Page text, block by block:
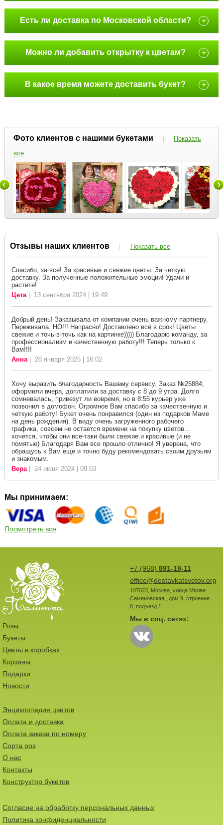
Есть ли доставка по Московской области? +
Можно ли добавить открытку к цветам? +
В какое время можете доставить букет? +
Фото клиентов с нашими букетами |
Показать
все
Отзывы наших клиентов | Показать все
Спасибо, за все! За красивые и свежие цветы. За четкую
доставку. За полученные положительные эмоции! Удачи и
растите!
Цета| 13 сентября 2024 | 19:49
Добрый день! Заказывала от компании очень важному партнеру.
Переживала. НО!!! Напрасно! Доставлено всё в срок! Цветы
свежие и точь-в-точь как на картинке))))) Благодарю команду, за
профессионализм и качественную работу!!! Теперь только к
Вам!!!!
Анна| 28 января 2025 | 16:02
Хочу выразить благодарность Вашему сервису. Заказ №25884,
оформили вчера, доплатили за доставку с 8 до 9 утра. Долго
сомневалась, привезут ли вовремя, но в 8:55 курьер уже
позвонил в домофон. Огромное Вам спасибо за качественную и
четкую работу! Букет очень понравился (один из подарков Маме
на день рождения). В виду очень загруженного рабочего
графика, совсем не остается времени на покупку цветов...
хочется, чтобы они все-таки были свежие и красивые (и не
помятые) Благодаря Вам все прошло отлично! Я уверена, что
обращусь к Вам еще и точно буду рекомендовать своим друзьям
и знакомым.
Вера| 24 июня 2024 | 09:03
Мы принимаем:
Посмотреть все
+7 (968) 891-19-11
office@dostavkatsvetov.org
107023, Москва, улица Малая
Семеновская , дом 9, строение
8, подъезд 1
Мы в соц. сетях:
Розы
Букеты
Цветы в коробках
Корзины
Подарки
Новости
Энциклопедия цветов
Оплата и доставка
Оплата заказа по номеру
Сорта роз
О нас
Контакты
Конструктор букетов
Согласие на обработку персональных данных
Политика конфиденциальности